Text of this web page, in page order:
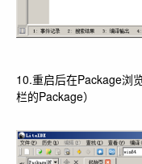
10.重启后在Package浏
栏的Package）